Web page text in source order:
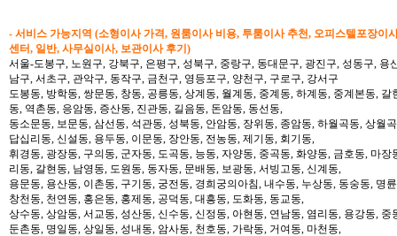
- 서비스 가능지역 (소형이사 가격, 원룸이사 비용, 투룸이사 추천, 오피스텔포장이
센터, 일반, 사무실이사, 보관이사 후기)
서울-도봉구, 노원구, 강북구, 은평구, 성북구, 중랑구, 동대문구, 광진구, 성동구,
남구, 서초구, 관악구, 동작구, 금천구, 영등포구, 양천구, 구로구, 강서구
도봉동, 방학동, 쌍문동, 창동, 공릉동, 상계동, 월계동, 중계동, 하계동, 중계본동,
동, 역촌동, 응암동, 증산동, 진관동, 길음동, 돈암동, 동선동,
동소문동, 보문동, 삼선동, 석관동, 성북동, 안암동, 장위동, 종암동, 하월곡동, 상월
답십리동, 신설동, 용두동, 이문동, 장안동, 전농동, 제기동, 회기동,
휘경동, 광장동, 구의동, 군자동, 도곡동, 능동, 자양동, 중곡동, 화양동, 금호동, 마
리동, 갈현동, 남영동, 도원동, 동자동, 문배동, 보광동, 서빙고동, 신계동,
용문동, 용산동, 이촌동, 구기동, 궁전동, 경희궁의아침, 내수동, 누상동, 동숭동, 명
창천동, 천연동, 홍은동, 홍제동, 공덕동, 대흥동, 도화동, 동교동,
상수동, 상암동, 서교동, 성산동, 신수동, 신정동, 아현동, 연남동, 염리동, 용강동,
둔촌동, 명일동, 상일동, 성내동, 암사동, 천호동, 가락동, 거여동, 마천동,